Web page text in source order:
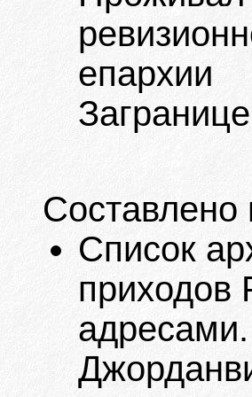
Составлено
Список
приходов